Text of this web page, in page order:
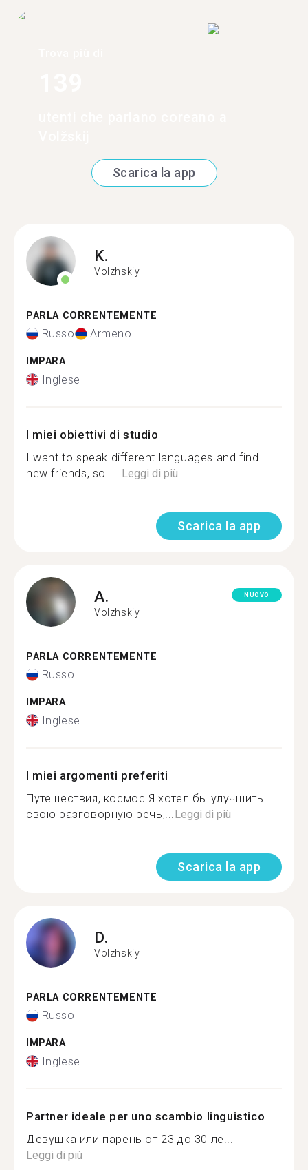
Scarica la app
K.
Volzhskiy
PARLA CORRENTEMENTE
Russo Armeno
IMPARA
Inglese
I miei obiettivi di studio
I want to speak different languages and find
new friends, so..... Leggi di più
Scarica la app
A.
Volzhskiy
NUOVO
PARLA CORRENTEMENTE
Russo
IMPARA
Inglese
I miei argomenti preferiti
Путешествия, космос.Я хотел бы улучшить
свою разговорную речь,... Leggi di più
Scarica la app
D.
Volzhskiy
PARLA CORRENTEMENTE
Russo
IMPARA
Inglese
Partner ideale per uno scambio linguistico
Девушка или парень от 23 до 30 ле...
Leggi di più